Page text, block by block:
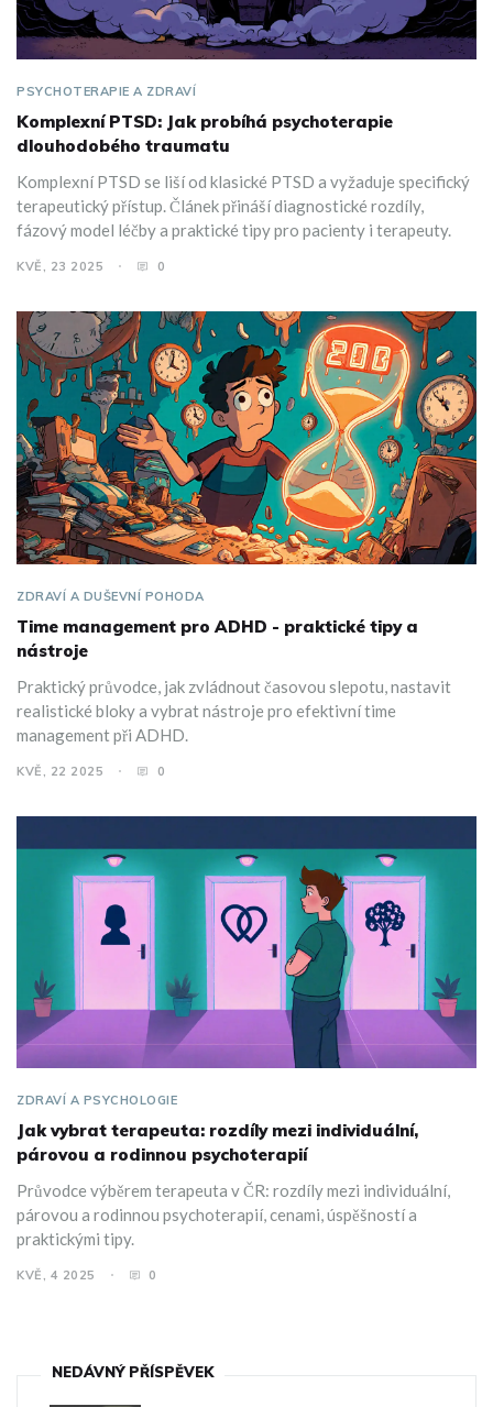
PSYCHOTERAPIE A ZDRAVÍ
Komplexní PTSD: Jak probíhá psychoterapie
dlouhodobého traumatu
Komplexní PTSD se liší od klasické PTSD a vyžaduje specifický
terapeutický přístup. Článek přináší diagnostické rozdíly,
fázový model léčby a praktické tipy pro pacienty i terapeuty.
KVĚ, 23 2025 0
ZDRAVÍ A DUŠEVNÍ POHODA
Time management pro ADHD - praktické tipy a
nástroje
Praktický průvodce, jak zvládnout časovou slepotu, nastavit
realistické bloky a vybrat nástroje pro efektivní time
management při ADHD.
KVĚ, 22 2025 0
ZDRAVÍ A PSYCHOLOGIE
Jak vybrat terapeuta: rozdíly mezi individuální,
párovou a rodinnou psychoterapií
Průvodce výběrem terapeuta v ČR: rozdíly mezi individuální,
párovou a rodinnou psychoterapií, cenami, úspěšností a
praktickými tipy.
KVĚ, 4 2025 0
NEDÁVNÝ PŘÍSPĚVEK